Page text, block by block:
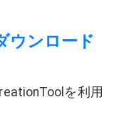
ウンロード
を利用